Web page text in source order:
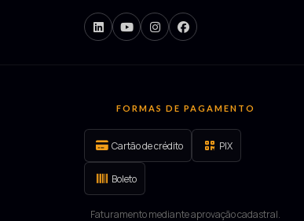
FORMAS DE PAGAMENTO
Cartão de crédito PIX
Boleto
Faturamento mediante aprovação cadastral.